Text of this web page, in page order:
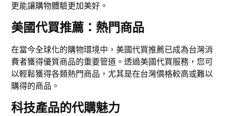
更能讓購物體驗更加美好。
美國代買推薦：熱門商品
在當今全球化的購物環境中，美國代買推薦已成為台灣消
費者獲得優質商品的重要管道。透過美國代買服務，您可
以輕鬆獲得各類熱門商品，尤其是在台灣價格較高或難以
購得的商品。
科技產品的代購魅力